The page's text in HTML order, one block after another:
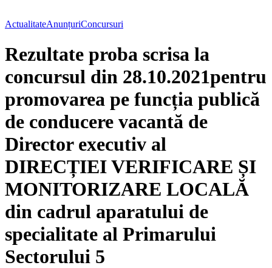
ActualitateAnunțuriConcursuri
Rezultate proba scrisa la
concursul din 28.10.2021pentru
promovarea pe funcția publică
de conducere vacantă de
Director executiv al
DIRECȚIEI VERIFICARE ȘI
MONITORIZARE LOCALĂ
din cadrul aparatului de
specialitate al Primarului
Sectorului 5